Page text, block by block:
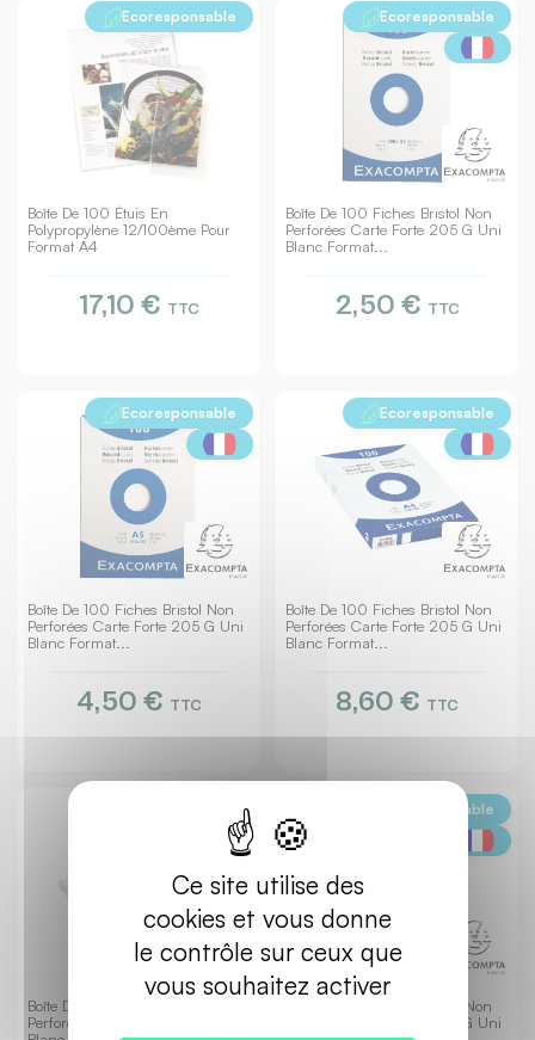
Ce site utilise des
cookies et vous donne
le contrôle sur ceux que
vous souhaitez activer
Boîte De 100 Étuis En
Polypropylène 12/100ème Pour
Format A4
Ecoresponsable
17,10 € TTC
Boîte De 100 Fiches Bristol Non
Perforées Carte Forte 205 G Uni
Blanc Format...
Ecoresponsable
2,50 € TTC
Boîte De 100 Fiches Bristol Non
Perforées Carte Forte 205 G Uni
Blanc Format...
Ecoresponsable
4,50 € TTC
Boîte De 100 Fiches Bristol Non
Perforées Carte Forte 205 G Uni
Blanc Format...
Ecoresponsable
8,60 € TTC
Boîte De 100 Fiches Bristol Non
Perforées Carte Forte 205 G Uni
Boîte De 100 Fiches Bristol Non
Perforées Carte Forte 205 G Uni
Ecoresponsable